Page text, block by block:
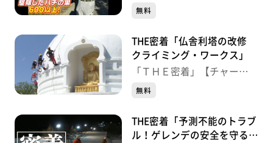
ジ！】
無料
THE密着「仏舎利塔の改修
クライミング・ワークス」
「ＴＨＥ密着」【チャー
ジ！】
無料
THE密着「予測不能のトラブ
ル！ゲレンデの安全を守るパ